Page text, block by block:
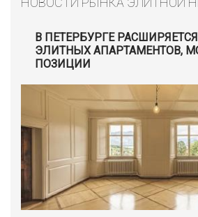
В ПЕТЕРБУРГЕ
ЭЛИТНЫХ АПАРТАМЕНТОВ,
ПОЗИЦИИ